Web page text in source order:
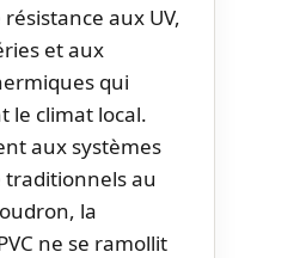
aux UV,
et aux
qui
le climat local.
aux systèmes
traditionnels au
la
ne se ramollit